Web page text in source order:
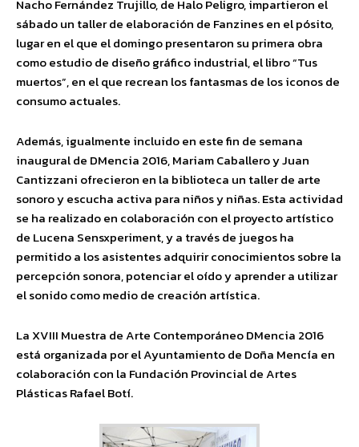
Nacho Fernández Trujillo, de Halo Peligro, impartieron el
sábado un taller de elaboración de Fanzines en el pósito,
lugar en el que el domingo presentaron su primera obra
como estudio de diseño gráfico industrial, el libro “Tus
muertos”, en el que recrean los fantasmas de los iconos de
consumo actuales.
Además, igualmente incluido en este fin de semana
inaugural de DMencia 2016, Mariam Caballero y Juan
Cantizzani ofrecieron en la biblioteca un taller de arte
sonoro y escucha activa para niños y niñas. Esta actividad
se ha realizado en colaboración con el proyecto artístico
de Lucena Sensxperiment, y a través de juegos ha
permitido a los asistentes adquirir conocimientos sobre la
percepción sonora, potenciar el oído y aprender a utilizar
el sonido como medio de creación artística.
La XVIII Muestra de Arte Contemporáneo DMencia 2016
está organizada por el Ayuntamiento de Doña Mencía en
colaboración con la Fundación Provincial de Artes
Plásticas Rafael Botí.